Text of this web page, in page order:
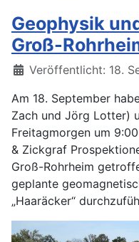
Geophysik
Groß-
Details
Veröffentlicht: 18.
Am 18. September
Zach und Jörg Lotter)
Freitagmorgen um
& Zickgraf
Groß-Rohrheim
geplante
„Haaräcker“